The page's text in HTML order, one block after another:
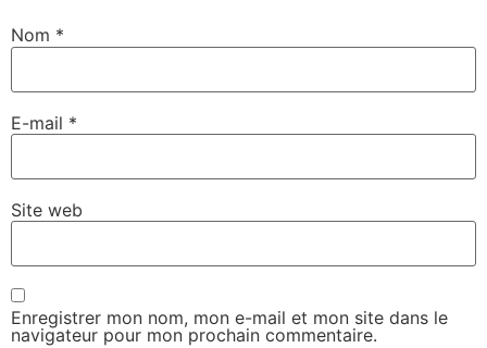
Nom *
E-mail *
Site web
Enregistrer mon nom, mon e-mail et mon site dans le
navigateur pour mon prochain commentaire.